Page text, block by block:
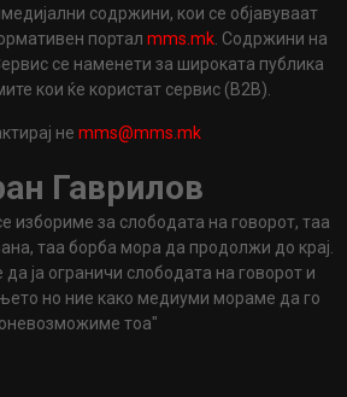
содржини, кои се објавуваат
портал mms.mk . Содржини на
се наменети за широката публика
кои ќе користат сервис (B2B).
не mms@mms.mk
Гаврилов
избориме за слободата на говорот, таа
таа борба мора да продолжи до крај.
да ја ограничи слободата на говорот и
но ние како медиуми мораме да го
оневозможиме тоа"